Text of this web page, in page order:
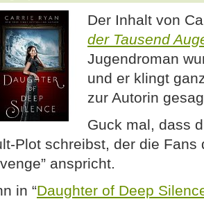
Der Inhalt von
der Tausend
Jugendroman
und er klingt
zur Autorin
Guck mal, dass
Plot schreibst, der die Fans
anspricht.
in “Daughter of Deep